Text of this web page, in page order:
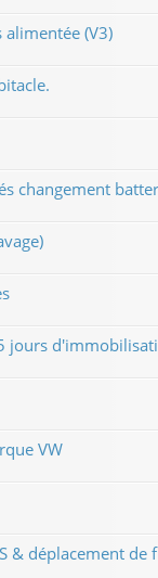
(V3)
changement
jours
VW
& déplacement de